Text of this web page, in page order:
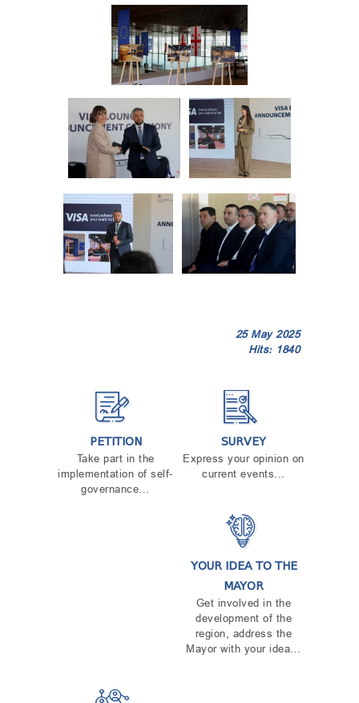
25 May 2025
Hits: 1840
PETITION
Take part in the
implementation of self-
governance…
SURVEY
Express your opinion on
current events...
YOUR IDEA TO THE
MAYOR
Get involved in the
development of the
region, address the
Mayor with your idea…